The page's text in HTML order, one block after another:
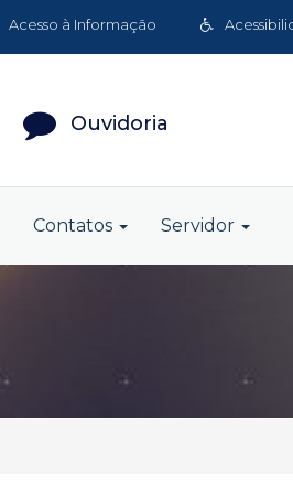
Acesso à Informação
Ouvidoria
Contatos Servidor